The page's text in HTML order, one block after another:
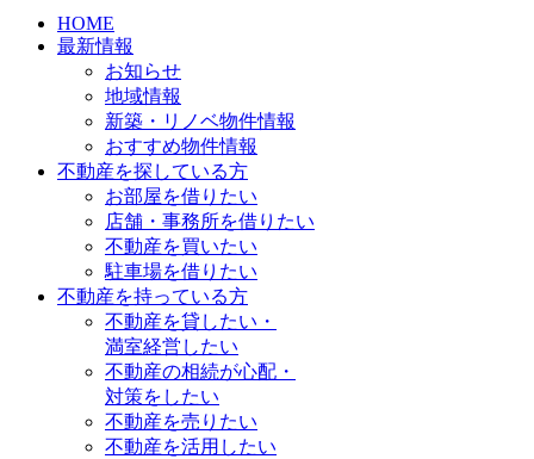
HOME
最新情報
お知らせ
地域情報
新築・リノベ物件情報
おすすめ物件情報
不動産を探している方
お部屋を借りたい
店舗・事務所を借りたい
不動産を買いたい
駐車場を借りたい
不動産を持っている方
不動産を貸したい・
満室経営したい
不動産の相続が心配・
対策をしたい
不動産を売りたい
不動産を活用したい